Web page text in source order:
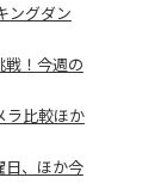
ングダン
！今週の
ラ比較ほか
日、ほか今